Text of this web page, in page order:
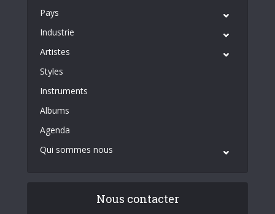
Pays
Industrie
Artistes
Styles
Instruments
Albums
Agenda
Qui sommes nous
Nous contacter